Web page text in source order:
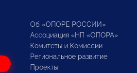
Об «ОПОРЕ РОССИИ»
Ассоциация «НП «ОПОРА»
Комитеты и Комиссии
Региональное развитие
Проекты